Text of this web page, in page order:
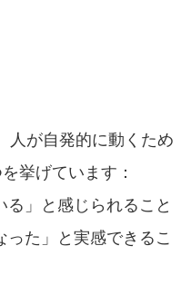
人が自発的に動くため
挙げています：
る」と感じられること
った」と実感できるこ